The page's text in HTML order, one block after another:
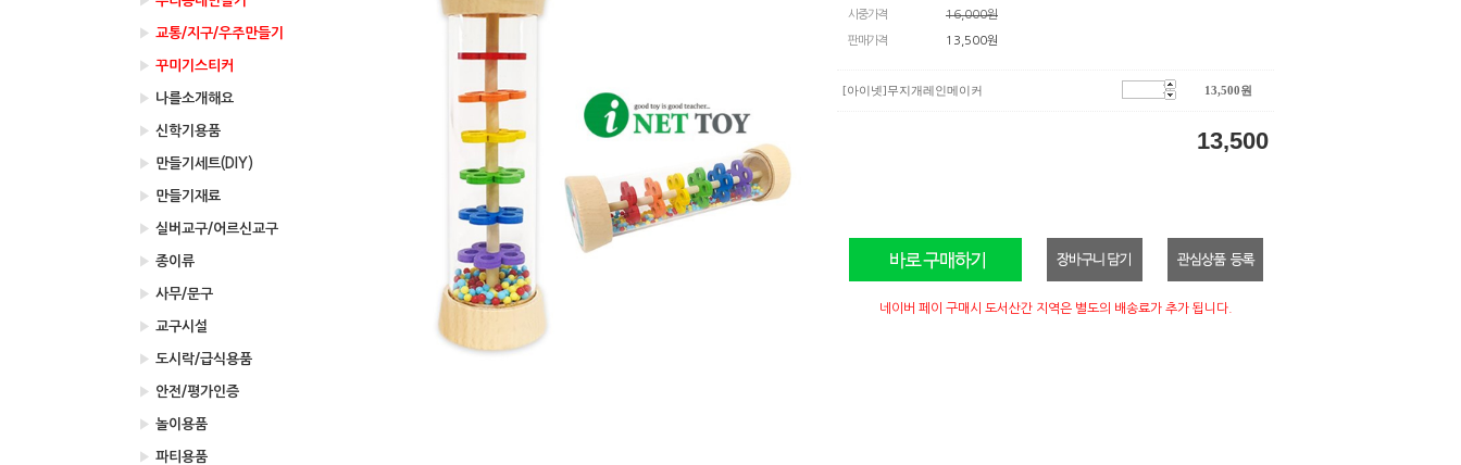
▶ 교통/지구/우주만들기
▶ 꾸미기스티커
▶ 나를소개해요
▶ 신학기용품
▶ 만들기세트(DIY)
▶ 만들기재료
▶ 실버교구/어르신교구
▶ 종이류
▶ 사무/문구
▶ 교구시설
▶ 도시락/급식용품
▶ 안전/평가인증
▶ 놀이용품
▶ 파티용품
시중가격 16,000원
판매가격 13,500원
[아이넷]무지개레인메이커 13,500원
13,500
네이버 페이 구매시 도서산간 지역은 별도의 배송료가 추가 됩니다.